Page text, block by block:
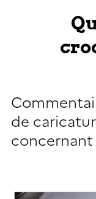
de
concernant